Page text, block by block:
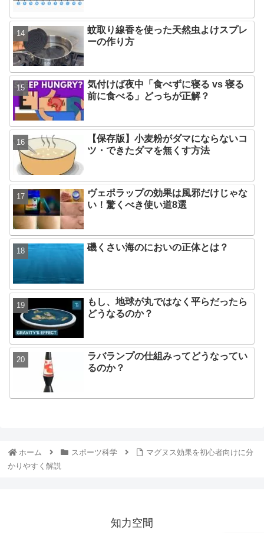
蚊取り線香を使った天然虫よけスプレ
ーの作り方
気付けば夜中「食べずに寝る vs 寝る
前に食べる」どっちが正解？
【保存版】小麦粉がダマにならないコ
ツ・できたダマを無くす方法
ヴェポラップの効果は風邪だけじゃな
い！驚くべき使い道8選
磯くさい海のにおいの正体とは？
もし、地球が丸ではなく平らだったら
どうなるのか？
ラバランプの仕組みってどうなってい
るのか？
ホーム スポーツ科学
マグヌス効果を初心者向けに分
かりやすく解説
知力空間